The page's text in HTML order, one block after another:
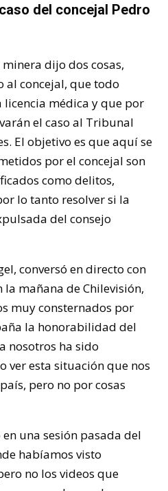
del concejal Pedro
dijo dos cosas,
al concejal, que todo
médica y que por
el caso al Tribunal
El objetivo es que aquí se
por el concejal son
como delitos,
lo tanto resolver si la
del consejo
conversó en directo con
mañana de Chilevisión,
muy consternados por
la honorabilidad del
nosotros ha sido
ver esta situación que nos
pero no por cosas
una sesión pasada del
habíamos visto
no los videos que